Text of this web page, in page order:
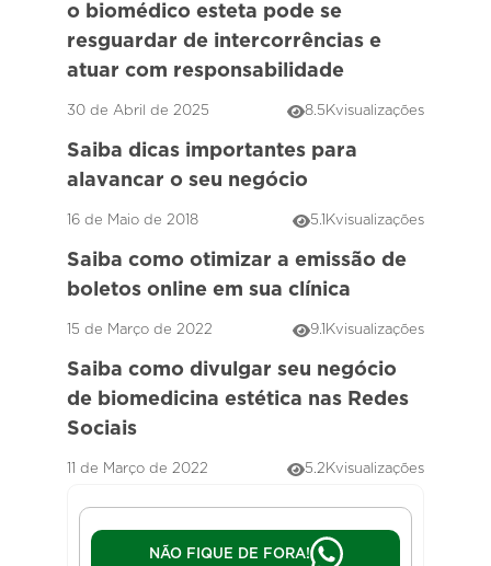
o biomédico esteta pode se
resguardar de intercorrências e
atuar com responsabilidade
30 de Abril de 2025 8.5Kvisualizações
Saiba dicas importantes para
alavancar o seu negócio
16 de Maio de 2018 5.1Kvisualizações
Saiba como otimizar a emissão de
boletos online em sua clínica
15 de Março de 2022 9.1Kvisualizações
Saiba como divulgar seu negócio
de biomedicina estética nas Redes
Sociais
11 de Março de 2022 5.2Kvisualizações
NÃO FIQUE DE FORA!